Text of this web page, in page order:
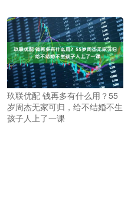
玖联优配 钱再多有什么用？55
岁周杰无家可归，给不结婚不生
孩子人上了一课